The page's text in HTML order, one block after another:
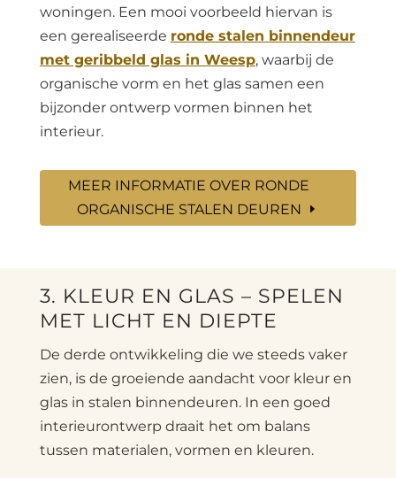
woningen. Een mooi voorbeeld hiervan is
een gerealiseerde ronde stalen binnendeur
met geribbeld glas in Weesp, waarbij de
organische vorm en het glas samen een
bijzonder ontwerp vormen binnen het
interieur.
MEER INFORMATIE OVER RONDE
ORGANISCHE STALEN DEUREN
3. KLEUR EN GLAS – SPELEN
MET LICHT EN DIEPTE
De derde ontwikkeling die we steeds vaker
zien, is de groeiende aandacht voor kleur en
glas in stalen binnendeuren. In een goed
interieurontwerp draait het om balans
tussen materialen, vormen en kleuren.